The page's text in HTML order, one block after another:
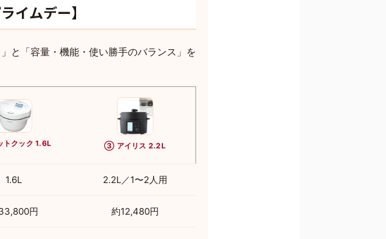
イムデー】
と「容量・機能・使い勝手のバランス」を
クック 1.6L ③ アイリス 2.2L
1.6L 2.2L／1〜2人用
円 約12,480円